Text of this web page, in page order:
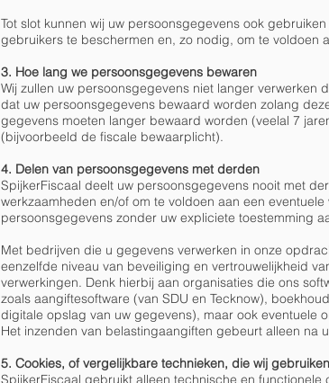
Tot slot kunnen wij uw persoonsgegevens ook
gebruikers te beschermen en, zo nodig, om te voldoen
3. Hoe lang we persoonsgegevens bewaren
Wij zullen uw persoonsgegevens niet langer verwerken
dat uw persoonsgegevens bewaard worden zolang
gegevens moeten langer bewaard worden (veelal 7
(bijvoorbeeld de fiscale bewaarplicht).
4. Delen van persoonsgegevens met derden
SpijkerFiscaal deelt uw persoonsgegevens nooit met
werkzaamheden en/of om te voldoen aan een
persoonsgegevens zonder uw expliciete toestemming
Met bedrijven die u gegevens verwerken in onze
eenzelfde niveau van beveiliging en vertrouwelijkheid
verwerkingen. Denk hierbij aan organisaties die ons
zoals aangiftesoftware (van SDU en Tecknow),
digitale opslag van uw gegevens), maar ook eventuele
Het inzenden van belastingaangiften gebeurt alleen
5. Cookies, of vergelijkbare technieken, die wij gebruiken
SpijkerFiscaal gebruikt alleen technische en